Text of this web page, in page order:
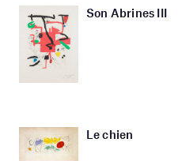
Son Abrines III
Le chien